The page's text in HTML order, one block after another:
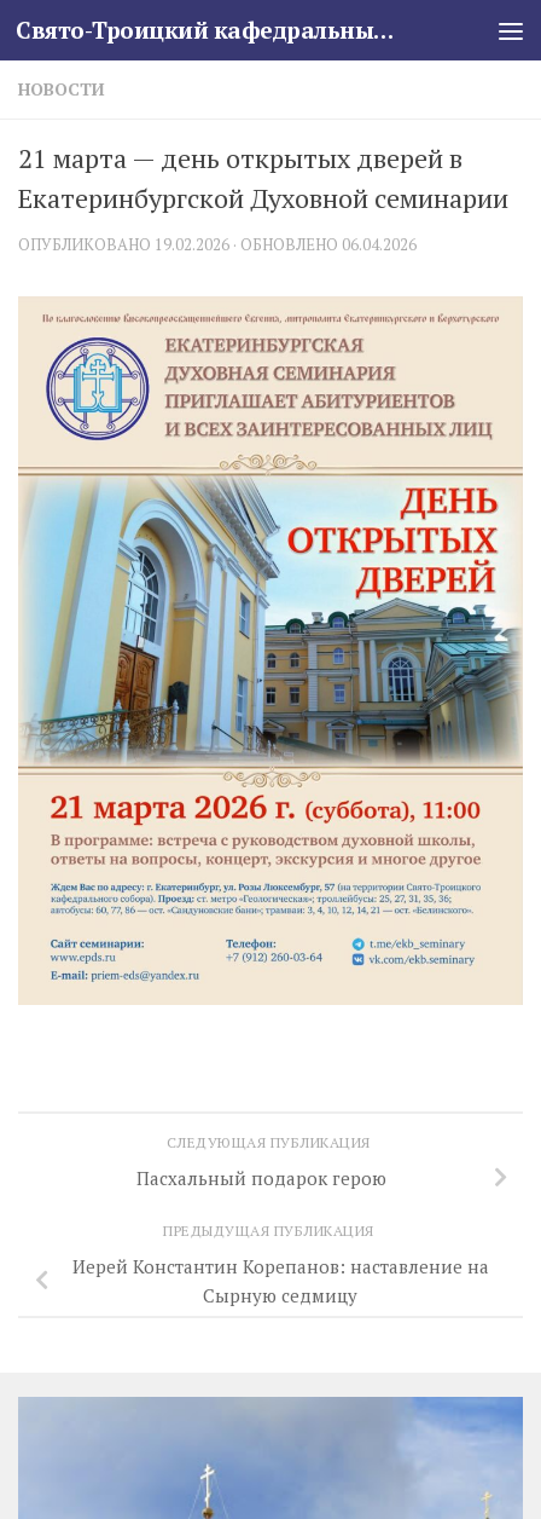
Skip to content Свято-Троицкий кафедральный собор
НОВОСТИ
21 марта — день открытых дверей в
Екатеринбургской Духовной семинарии
ОПУБЛИКОВАНО 19.02.2026 · ОБНОВЛЕНО 06.04.2026
СЛЕДУЮЩАЯ ПУБЛИКАЦИЯ
Пасхальный подарок герою
ПРЕДЫДУЩАЯ ПУБЛИКАЦИЯ
Иерей Константин Корепанов: наставление на
Сырную седмицу